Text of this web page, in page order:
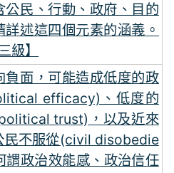
公民、行動、政府、目的
詳述這四個元素的涵義。
級】
負面，可能造成低度的政
efficacy)、低度的
trust)，以及近來
民不服從(civil disobedie
謂政治效能感、政治信任